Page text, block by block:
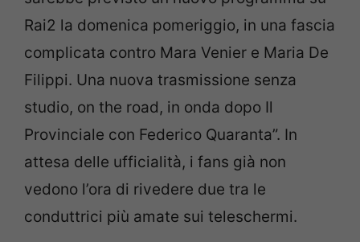
Rai2 la domenica pomeriggio, in una fascia
complicata contro Mara Venier e Maria De
Filippi. Una nuova trasmissione senza
studio, on the road, in onda dopo Il
Provinciale con Federico Quaranta”. In
attesa delle ufficialità, i fans già non
vedono l’ora di rivedere due tra le
conduttrici più amate sui teleschermi.